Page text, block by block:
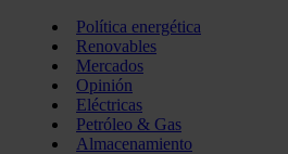
Política energética
Renovables
Mercados
Opinión
Eléctricas
Petróleo & Gas
Almacenamiento